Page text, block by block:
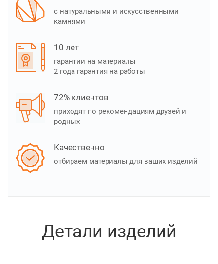
с натуральными и искусственными
камнями
10 лет
гарантии на материалы
2 года гарантия на работы
72% клиентов
приходят по рекомендациям друзей и
родных
Качественно
отбираем материалы для ваших изделий
Детали изделий